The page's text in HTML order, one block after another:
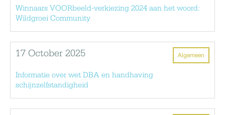
Winnaars VOORbeeld-verkiezing 2024 aan het woord:
Wildgroei Community
Algemeen
17 October 2025
Informatie over wet DBA en handhaving
schijnzelfstandigheid